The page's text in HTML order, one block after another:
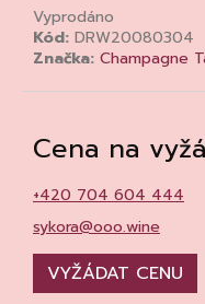
Vyprodáno
Kód: DRW20080304
Značka: Champagne
Cena na
+420 704 604 444
sykora@ooo.wine
VYŽÁDAT CENU
o
p
o
u
č
u